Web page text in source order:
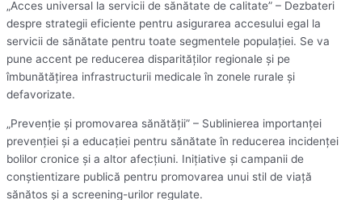
„Acces universal la servicii de sănătate de calitate” – Dezbateri
despre strategii eficiente pentru asigurarea accesului egal la
servicii de sănătate pentru toate segmentele populației. Se va
pune accent pe reducerea disparităților regionale și pe
îmbunătățirea infrastructurii medicale în zonele rurale și
defavorizate.
„Prevenție și promovarea sănătății” – Sublinierea importanței
prevenției și a educației pentru sănătate în reducerea incidenței
bolilor cronice și a altor afecțiuni. Inițiative și campanii de
conștientizare publică pentru promovarea unui stil de viață
sănătos și a screening-urilor regulate.